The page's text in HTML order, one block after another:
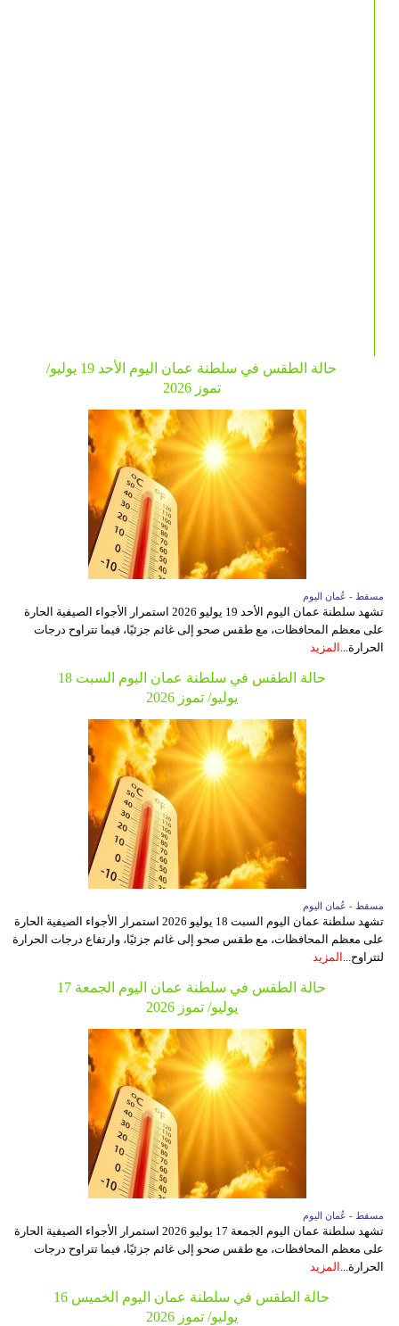
حالة الطقس في سلطنة عمان اليوم الأحد 19 يوليو/
تموز 2026
مسقط - عُمان اليوم
تشهد سلطنة عمان اليوم الأحد 19 يوليو 2026 استمرار الأجواء الصيفية الحارة
على معظم المحافظات، مع طقس صحو إلى غائم جزئيًا، فيما تتراوح درجات
الحرارة... المزيد
حالة الطقس في سلطنة عمان اليوم السبت 18
يوليو/ تموز 2026
مسقط - عُمان اليوم
تشهد سلطنة عمان اليوم السبت 18 يوليو 2026 استمرار الأجواء الصيفية الحارة
على معظم المحافظات، مع طقس صحو إلى غائم جزئيًا، وارتفاع درجات الحرارة
لتتراوح... المزيد
حالة الطقس في سلطنة عمان اليوم الجمعة 17
يوليو/ تموز 2026
مسقط - عُمان اليوم
تشهد سلطنة عمان اليوم الجمعة 17 يوليو 2026 استمرار الأجواء الصيفية الحارة
على معظم المحافظات، مع طقس صحو إلى غائم جزئيًا، فيما تتراوح درجات
الحرارة... المزيد
حالة الطقس في سلطنة عمان اليوم الخميس 16
يوليو/ تموز 2026